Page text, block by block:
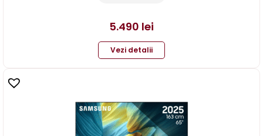
5.490 lei
Vezi detalii